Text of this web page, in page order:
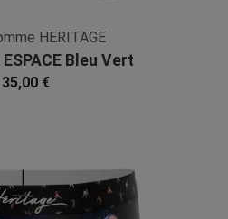
HERITAGE
ESPACE Bleu Vert
35,00 €